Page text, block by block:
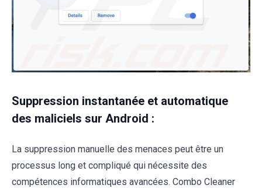
Suppression instantanée et automatique
des maliciels sur Android :
La suppression manuelle des menaces peut être un
processus long et compliqué qui nécessite des
compétences informatiques avancées. Combo Cleaner